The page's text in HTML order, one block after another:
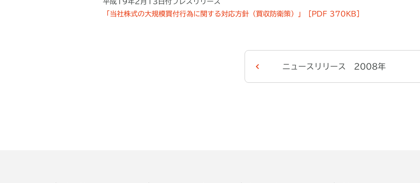
平成19年2月13日付プレスリリース
「当社株式の大規模買付行為に関する対応方針（買収防衛策）」［PDF 370KB］
ニュースリリース 2008年